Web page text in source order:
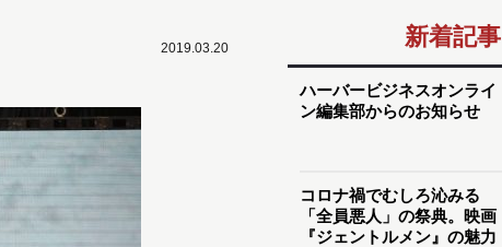
2019.03.20 新着記事
ハーバービジネスオンライ
ン編集部からのお知らせ
コロナ禍でむしろ沁みる
「全員悪人」の祭典。映画
『ジェントルメン』の魅力